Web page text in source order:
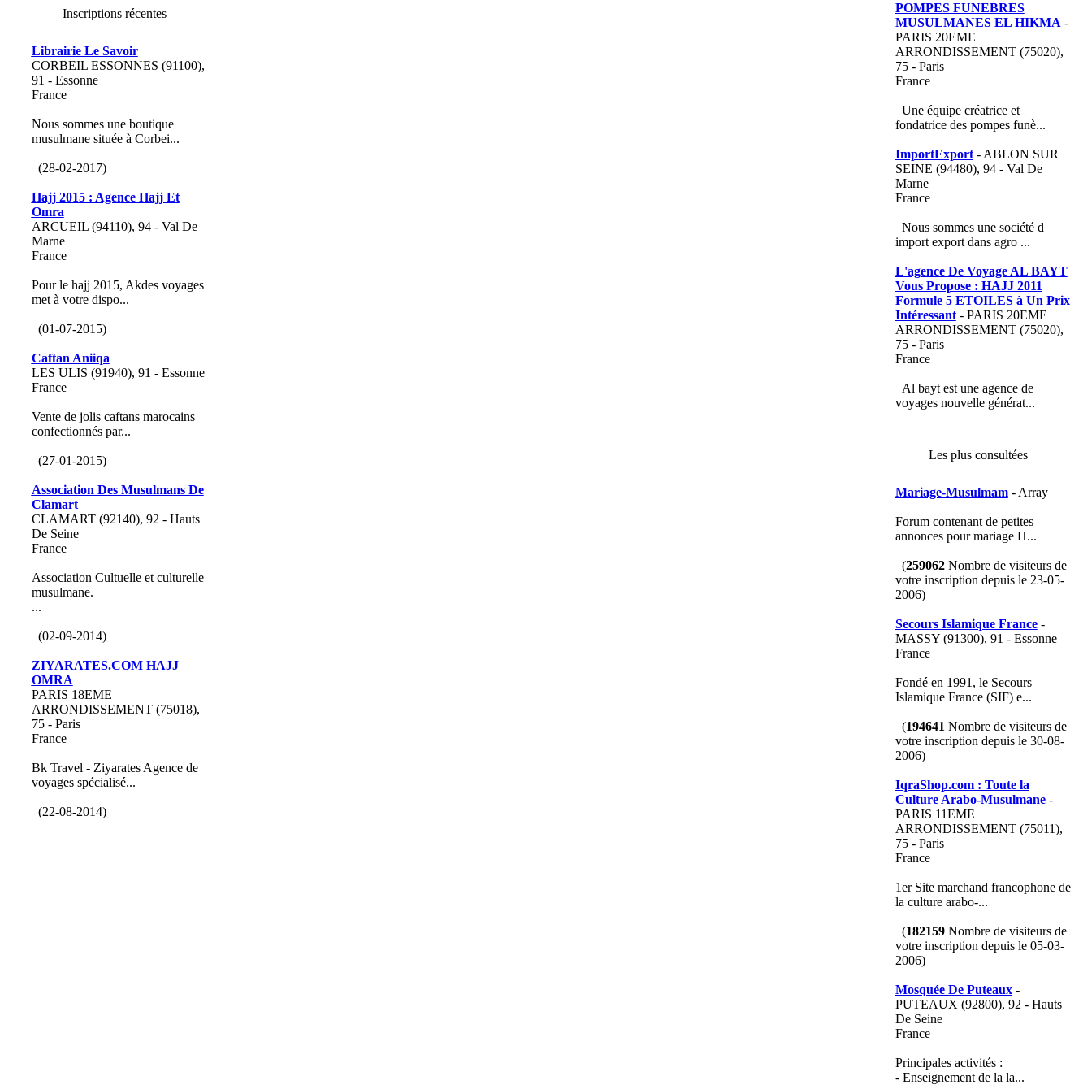
Inscriptions récentes
Librairie Le Savoir
CORBEIL ESSONNES (91100),
91 - Essonne
France
Nous sommes une boutique
musulmane située à Corbei...
(28-02-2017)
Hajj 2015 : Agence Hajj Et
Omra
ARCUEIL (94110), 94 - Val De
Marne
France
Pour le hajj 2015, Akdes voyages
met à votre dispo...
(01-07-2015)
Caftan Aniiqa
LES ULIS (91940), 91 - Essonne
France
Vente de jolis caftans marocains
confectionnés par...
(27-01-2015)
Association Des Musulmans De
Clamart
CLAMART (92140), 92 - Hauts
De Seine
France
Association Cultuelle et culturelle
musulmane.
...
(02-09-2014)
ZIYARATES.COM HAJJ
OMRA
PARIS 18EME
ARRONDISSEMENT (75018),
75 - Paris
France
Bk Travel - Ziyarates Agence de
voyages spécialisé...
(22-08-2014)
POMPES FUNEBRES
MUSULMANES EL HIKMA -
PARIS 20EME
ARRONDISSEMENT (75020),
75 - Paris
France
Une équipe créatrice et
fondatrice des pompes funè...
ImportExport- ABLON SUR
SEINE (94480), 94 - Val De
Marne
France
Nous sommes une société d
import export dans agro ...
L'agence De Voyage AL BAYT
Vous Propose : HAJJ 2011
Formule 5 ETOILES à Un Prix
Intéressant- PARIS 20EME
ARRONDISSEMENT (75020),
75 - Paris
France
Al bayt est une agence de
voyages nouvelle générat...
Les plus consultées
Mariage-Musulmam- Array
Forum contenant de petites
annonces pour mariage H...
(259062Nombre de visiteurs de
votre inscription depuis le 23-05-
2006)
Secours Islamique France-
MASSY (91300), 91 - Essonne
France
Fondé en 1991, le Secours
Islamique France (SIF) e...
(194641 Nombre de visiteurs de
votre inscription depuis le 30-08-
2006)
IqraShop.com : Toute la
Culture Arabo-Musulmane-
PARIS 11EME
ARRONDISSEMENT (75011),
75 - Paris
France
1er Site marchand francophone de
la culture arabo-...
(182159Nombre de visiteurs de
votre inscription depuis le 05-03-
2006)
Mosquée De Puteaux-
PUTEAUX (92800), 92 - Hauts
De Seine
France
Principales activités :
- Enseignement de la la...